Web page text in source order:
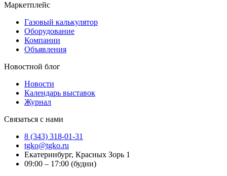
Маркетплейс
Газовый калькулятор
Оборудование
Компании
Объявления
Новостной блог
Новости
Календарь выставок
Журнал
Связаться с нами
8 (343) 318-01-31
tgko@tgko.ru
Екатеринбург, Красных Зорь 1
09:00 – 17:00 (будни)